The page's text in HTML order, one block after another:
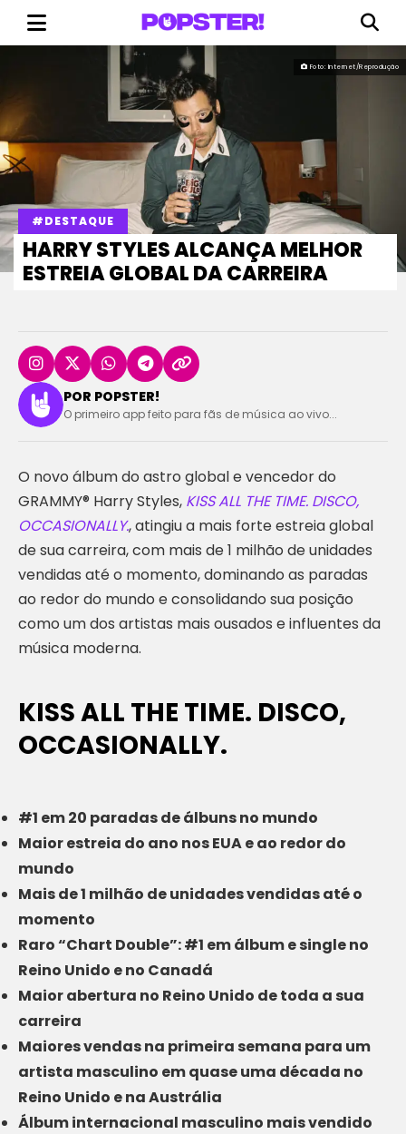
Foto: Internet/Reprodução
#DESTAQUE
HARRY STYLES ALCANÇA MELHOR
ESTREIA GLOBAL DA CARREIRA
POR POPSTER!
O primeiro app feito para fãs de música ao vivo...
O novo álbum do astro global e vencedor do
GRAMMY® Harry Styles, KISS ALL THE TIME. DISCO,
OCCASIONALLY., atingiu a mais forte estreia global
de sua carreira, com mais de 1 milhão de unidades
vendidas até o momento, dominando as paradas
ao redor do mundo e consolidando sua posição
como um dos artistas mais ousados e influentes da
música moderna.
KISS ALL THE TIME. DISCO,
OCCASIONALLY.
#1 em 20 paradas de álbuns no mundo
Maior estreia do ano nos EUA e ao redor do
mundo
Mais de 1 milhão de unidades vendidas até o
momento
Raro “Chart Double”: #1 em álbum e single no
Reino Unido e no Canadá
Maior abertura no Reino Unido de toda a sua
carreira
Maiores vendas na primeira semana para um
artista masculino em quase uma década no
Reino Unido e na Austrália
Álbum internacional masculino mais vendido